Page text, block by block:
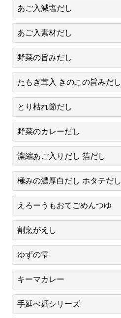
あご入減塩だし
あご入素材だし
野菜の旨みだし
たもぎ茸入 きのこの旨みだし
とり枯れ節だし
野菜のカレーだし
濃縮あご入りだし 箔だし
極みの濃厚白だし ホタテだし
えろーうもおてごめんつゆ
割烹がえし
ゆずの雫
キーマカレー
手延べ麺シリーズ